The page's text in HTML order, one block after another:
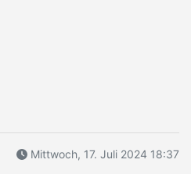
Mittwoch, 17. Juli 2024 18:37